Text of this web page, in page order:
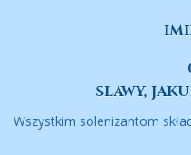
SLAWY,
Wszystkim solenizantom